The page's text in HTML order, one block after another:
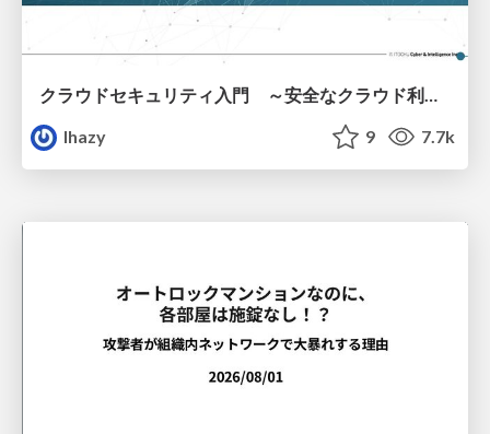
クラウドセキュリティ入門 ～安全なクラウド利用のための基礎知識～
lhazy
9 7.7k